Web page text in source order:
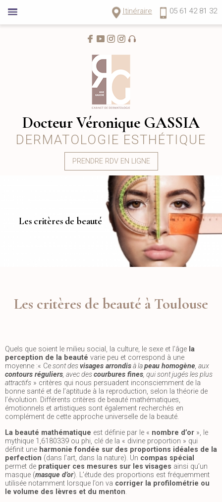
05 61 42 81 32
Itinéraire
Docteur Véronique GASSIA
DERMATOLOGIE ESTHÉTIQUE
PRENDRE RDV EN LIGNE
Les critères de beauté
Les critères de beauté à Toulouse
Quels que soient le milieu social, la culture, le sexe et l’âge la
perception de la beauté varie peu et correspond à une
moyenne :« Cesont desvisages arrondisà lapeau homogène, aux
contours réguliers, avec descourbures fines, qui sont jugés les plus
attractifs » critères qui nous persuadent inconsciemment de la
bonne santé et de l’aptitude à la reproduction, selon la théorie de
l’évolution. Différents critères de beauté mathématiques,
émotionnels et artistiques sont également recherchés en
complément de cette approche universelle de la beauté.
La beauté mathématique est définie par le « nombre d’or », le
mythique 1,6180339 ou phi, clé de la « divine proportion » qui
définit une harmonie fondée sur des proportions idéales de la
perfection (dans l’art, dans la nature). Un compas spécial
permet de pratiquer ces mesures sur les visages ainsi qu’un
masque (masque d’or). L’étude des proportions est fréquemment
utilisée notamment lorsque l’on va corriger la profilométrie ou
le volume des lèvres et du menton.